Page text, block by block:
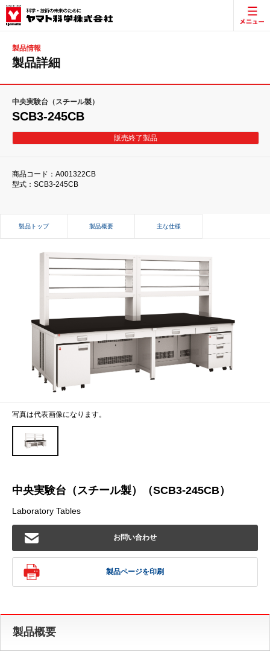
製品情報
製品詳細
中央実験台（スチール製）
SCB3-245CB
販売終了製品
商品コード：A001322CB
型式：SCB3-245CB
製品トップ 製品概要 主な仕様
写真は代表画像になります。
中央実験台（スチール製）（SCB3-245CB）
Laboratory Tables
お問い合わせ
製品ページを印刷
製品概要